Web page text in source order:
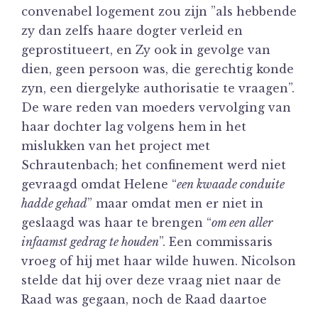
convenabel logement zou zijn ”als hebbende
zy dan zelfs haare dogter verleid en
geprostitueert, en Zy ook in gevolge van
dien, geen persoon was, die gerechtig konde
zyn, een diergelyke authorisatie te vraagen”.
De ware reden van moeders vervolging van
haar dochter lag volgens hem in het
mislukken van het project met
Schrautenbach; het confinement werd niet
gevraagd omdat Helene “een kwaade conduite
hadde gehad” maar omdat men er niet in
geslaagd was haar te brengen “om een aller
infaamst gedrag te houden”. Een commissaris
vroeg of hij met haar wilde huwen. Nicolson
stelde dat hij over deze vraag niet naar de
Raad was gegaan, noch de Raad daartoe